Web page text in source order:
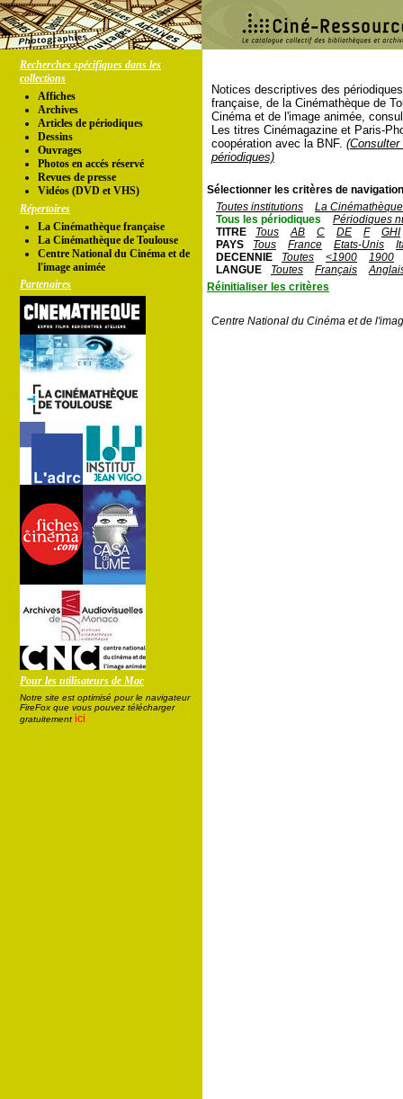
Recherches spécifiques dans les
collections
Affiches
Archives
Articles de périodiques
Dessins
Ouvrages
Photos en accés réservé
Revues de presse
Vidéos (DVD et VHS)
Répertoires
La Cinémathèque française
La Cinémathèque de Toulouse
Centre National du Cinéma et de
l'image animée
Partenaires
Pour les utilisateurs de Mac
Notre site est optimisé pour le navigateur
FireFox que vous pouvez télécharger
gratuitement ici
Notices descriptives des
française, de la Cinémathèque de
Cinéma et de l'image animée,
Les titres Cinémagazine et Paris-
coopération avec la BNF.
périodiques)
Sélectionner les critères de
Toutes institutions
La
Tous les périodiques
Périodiques
TITRE
Tous AB C DE F
GHI
PAYS
Tous France Etats-Unis
DECENNIE
Toutes <1900
1900
LANGUE
Toutes Français
Réinitialiser les critères
Centre National du Cinéma et de